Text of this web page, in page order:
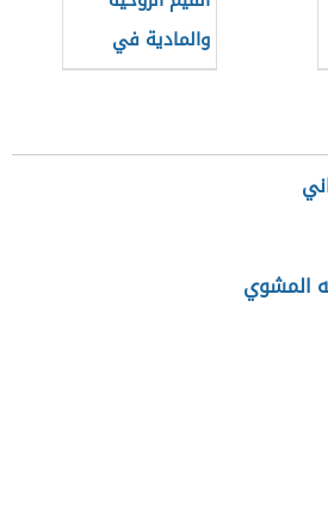
والمادية في
العصر الجاهلي
المشوي